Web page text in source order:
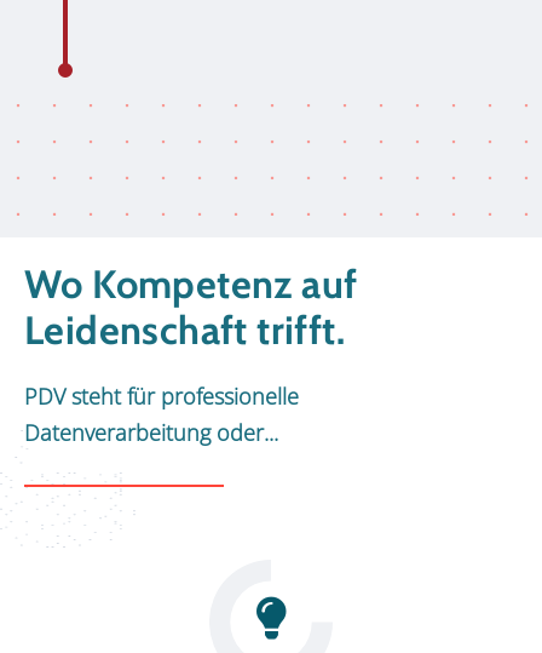
Wo Kompetenz auf
Leidenschaft trifft.
PDV steht für professionelle
Datenverarbeitung oder...